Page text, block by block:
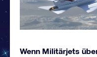
Wenn Militärjets